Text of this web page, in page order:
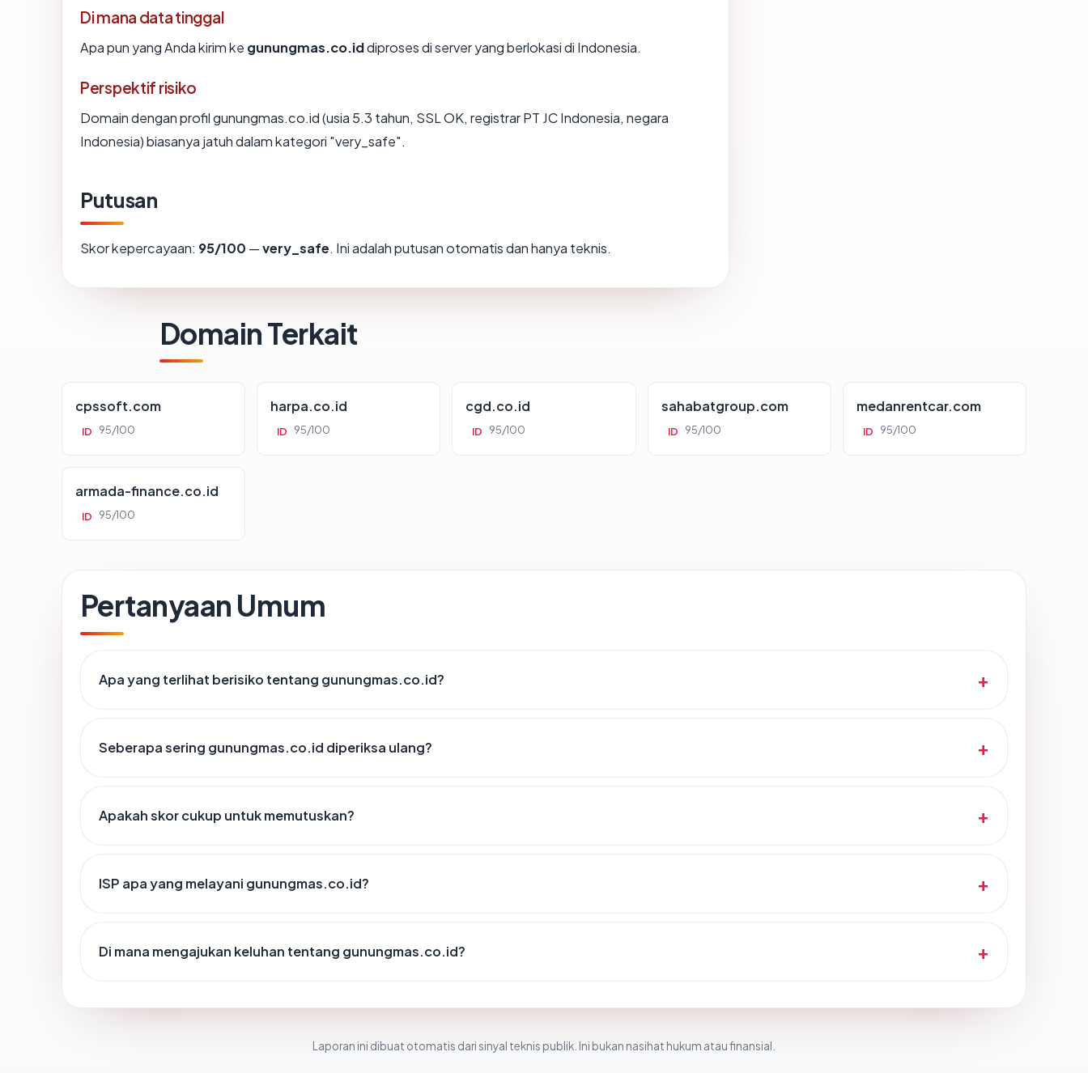
Di mana data tinggal
Apa pun yang Anda kirim ke gunungmas.co.iddiproses di server yang berlokasi di Indonesia.
Perspektif risiko
Domain dengan profil gunungmas.co.id (usia 5.3 tahun, SSL OK, registrar PT JC Indonesia, negara
Indonesia) biasanya jatuh dalam kategori "very_safe".
Putusan
Skor kepercayaan: 95/100 —very_safe. Ini adalah putusan otomatis dan hanya teknis.
Domain Terkait
cpssoft.com
ID 95/100
harpa.co.id
ID 95/100
cgd.co.id
ID 95/100
sahabatgroup.com
ID 95/100
medanrentcar.com
ID 95/100
armada-finance.co.id
ID 95/100
Pertanyaan Umum
Apa yang terlihat berisiko tentang gunungmas.co.id?
Seberapa sering gunungmas.co.id diperiksa ulang?
Apakah skor cukup untuk memutuskan?
ISP apa yang melayani gunungmas.co.id?
Di mana mengajukan keluhan tentang gunungmas.co.id?
Laporan ini dibuat otomatis dari sinyal teknis publik. Ini bukan nasihat hukum atau finansial.